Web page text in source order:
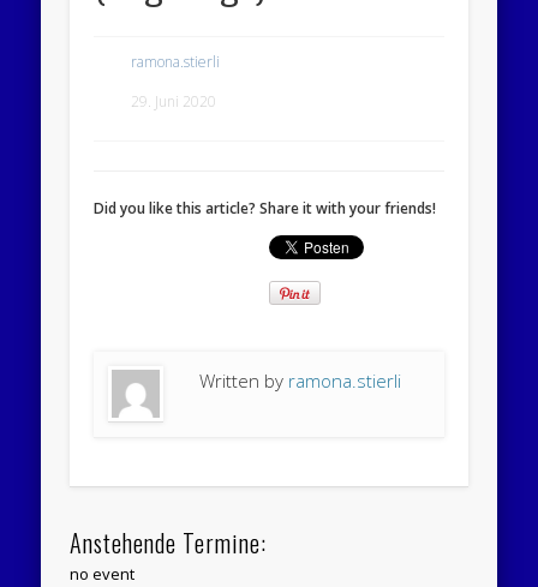
ramona.stierli
29. Juni 2020
Did you like this article? Share it with your friends!
Written by ramona.stierli
Anstehende Termine:
no event